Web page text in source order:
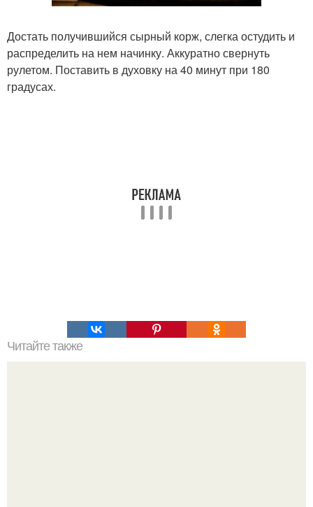
Достать получившийся сырный корж, слегка остудить и
распределить на нем начинку. Аккуратно свернуть
рулетом. Поставить в духовку на 40 минут при 180
градусах.
Читайте также